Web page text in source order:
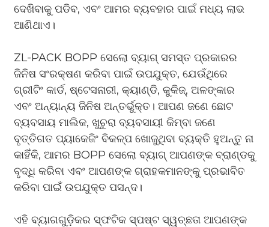
ଦେଖିବାକୁ ପଡିବ, ଏବଂ ଆମର ବ୍ୟବହାର ପାଇଁ ମଧ୍ୟ ଲାଭ
ଆଣିଥାଏ।
ZL-PACK BOPP ସେଲୋ ବ୍ୟାଗ୍ ସମସ୍ତ ପ୍ରକାରର
ଜିନିଷ ସଂରକ୍ଷଣ କରିବା ପାଇଁ ଉପଯୁକ୍ତ, ଯେଉଁଥିରେ
ଗ୍ରୀଟିଂ କାର୍ଡ, ଷ୍ଟେସନାରୀ, କ୍ୟାଣ୍ଡି, କୁକିଜ୍, ଅଳଙ୍କାର
ଏବଂ ଅନ୍ୟାନ୍ୟ ଜିନିଷ ଅନ୍ତର୍ଭୁକ୍ତ। ଆପଣ ଜଣେ ଛୋଟ
ବ୍ୟବସାୟ ମାଲିକ, ଖୁଚୁରା ବ୍ୟବସାୟୀ କିମ୍ବା ଜଣେ
ବୃତ୍ତିଗତ ପ୍ୟାକେଜିଂ ବିକଳ୍ପ ଖୋଜୁଥିବା ବ୍ୟକ୍ତି ହୁଅନ୍ତୁ ନା
କାହିଁକି, ଆମର BOPP ସେଲୋ ବ୍ୟାଗ୍ ଆପଣଙ୍କ ବ୍ରାଣ୍ଡକୁ
ବୃଦ୍ଧି କରିବା ଏବଂ ଆପଣଙ୍କ ଗ୍ରାହକମାନଙ୍କୁ ପ୍ରଭାବିତ
କରିବା ପାଇଁ ଉପଯୁକ୍ତ ପସନ୍ଦ।
ଏହି ବ୍ୟାଗଗୁଡ଼ିକର ସ୍ଫଟିକ ସ୍ପଷ୍ଟ ସ୍ୱଚ୍ଛତା ଆପଣଙ୍କ